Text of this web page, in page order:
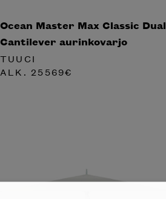
Ocean Master Max Classic Dual
Cantilever aurinkovarjo
TUUCI
ALK. 25569€